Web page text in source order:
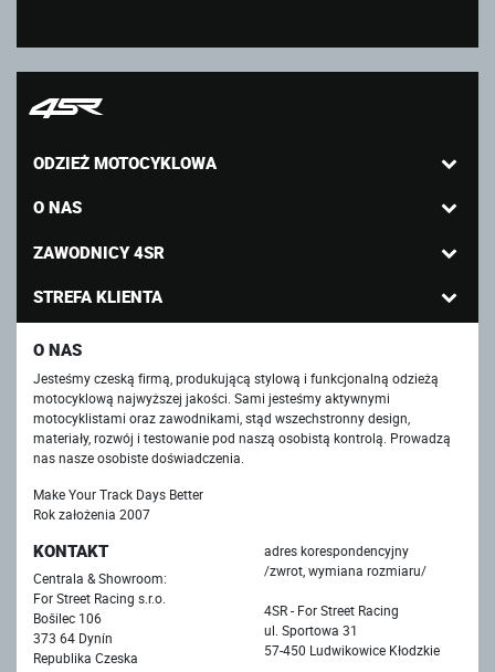
ODZIEŻ MOTOCYKLOWA
O NAS
ZAWODNICY 4SR
STREFA KLIENTA
O NAS
Jesteśmy czeską firmą, produkującą stylową i funkcjonalną odzieżą
motocyklową najwyższej jakości. Sami jesteśmy aktywnymi
motocyklistami oraz zawodnikami, stąd wszechstronny design,
materiały, rozwój i testowanie pod naszą osobistą kontrolą. Prowadzą
nas nasze osobiste doświadczenia.
Make Your Track Days Better
Rok założenia 2007
KONTAKT
Centrala & Showroom:
For Street Racing s.r.o.
Bošilec 106
373 64 Dynín
Republika Czeska
adres korespondencyjny
/zwrot, wymiana rozmiaru/
4SR - For Street Racing
ul. Sportowa 31
57-450 Ludwikowice Kłodzkie